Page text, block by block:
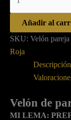
Añadir al
SKU: Velón
Roja
Descripción
Velón de
MI LEMA: